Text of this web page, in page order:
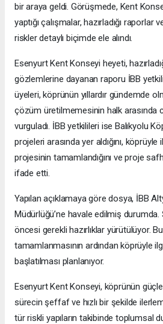
bir araya geldi. Görüşmede, Kent
yaptığı çalışmalar, hazırladığı
riskler detaylı biçimde ele alındı.
Esenyurt Kent Konseyi heyeti,
gözlemlerine dayanan raporu İBB
üyeleri, köprünün yıllardır gündemde
çözüm üretilmemesinin halk arasında
vurguladı. İBB yetkilileri ise Balıkyolu
projeleri arasında yer aldığını,
projesinin tamamlandığını ve proje
ifade etti.
Yapılan açıklamaya göre dosya, İBB
Müdürlüğü’ne havale edilmiş
öncesi gerekli hazırlıklar yürütülüyor. Bu
tamamlanmasının ardından köprüyle
başlatılması planlanıyor.
Esenyurt Kent Konseyi, köprünün
sürecin şeffaf ve hızlı bir şekilde
tür riskli yapıların takibinde toplumsal